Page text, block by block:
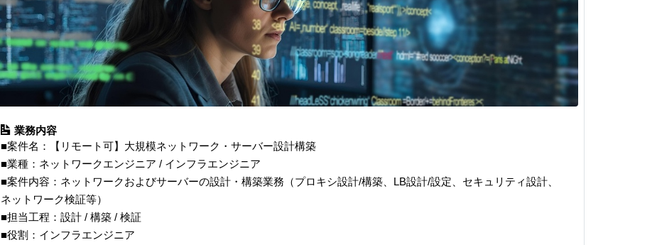
業務内容
■案件名：【リモート可】大規模ネットワーク・サーバー設計構築
■業種：ネットワークエンジニア / インフラエンジニア
■案件内容：ネットワークおよびサーバーの設計・構築業務（プロキシ設計/構築、LB設計/設定、セキュリティ設計、
ネットワーク検証等）
■担当工程：設計 / 構築 / 検証
■役割：インフラエンジニア